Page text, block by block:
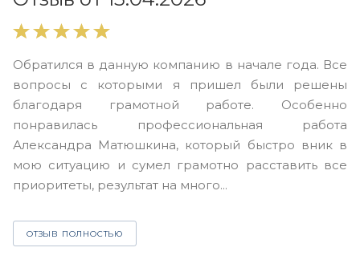
Обратился в данную компанию в начале года. Все
вопросы с которыми я пришел были решены
благодаря грамотной работе. Особенно
понравилась профессиональная работа
Александра Матюшкина, который быстро вник в
мою ситуацию и сумел грамотно расставить все
приоритеты, результат на много...
ОТЗЫВ ПОЛНОСТЬЮ